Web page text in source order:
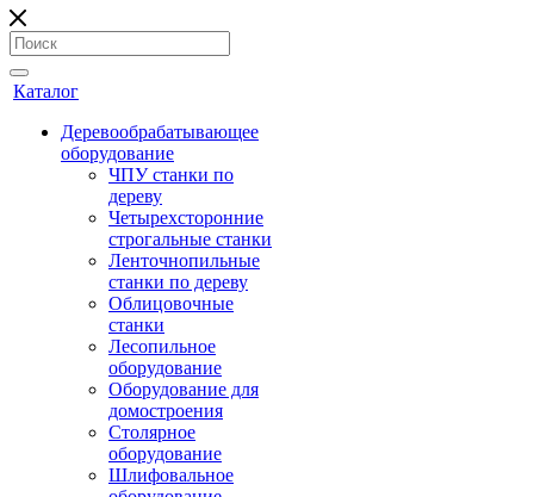
Каталог
Деревообрабатывающее
оборудование
ЧПУ станки по
дереву
Четырехсторонние
строгальные станки
Ленточнопильные
станки по дереву
Облицовочные
станки
Лесопильное
оборудование
Оборудование для
домостроения
Столярное
оборудование
Шлифовальное